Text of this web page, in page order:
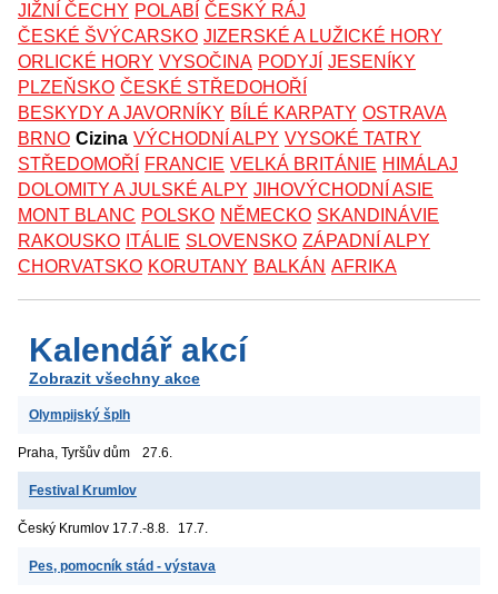
JIŽNÍ ČECHY POLABÍ ČESKÝ RÁJ
ČESKÉ ŠVÝCARSKO JIZERSKÉ A LUŽICKÉ HORY
ORLICKÉ HORY VYSOČINA PODYJÍ JESENÍKY
PLZEŇSKO ČESKÉ STŘEDOHOŘÍ
BESKYDY A JAVORNÍKY BÍLÉ KARPATY OSTRAVA
BRNO Cizina VÝCHODNÍ ALPY VYSOKÉ TATRY
STŘEDOMOŘÍ
FRANCIE VELKÁ BRITÁNIE HIMÁLAJ
DOLOMITY A JULSKÉ ALPY JIHOVÝCHODNÍ ASIE
MONT BLANC POLSKO NĚMECKO SKANDINÁVIE
RAKOUSKO ITÁLIE SLOVENSKO ZÁPADNÍ ALPY
CHORVATSKO KORUTANY BALKÁN AFRIKA
Kalendář akcí
Zobrazit všechny akce
Olympijský šplh
Praha, Tyršův dům 27.6.
Festival Krumlov
Český Krumlov 17.7.-8.8. 17.7.
Pes, pomocník stád - výstava